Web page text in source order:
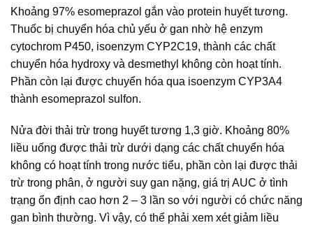
Khoảng 97% esomeprazol gắn vào protein huyết tương.
Thuốc bị chuyển hóa chủ yếu ở gan nhờ hệ enzym
cytochrom P450, isoenzym CYP2C19, thành các chất
chuyển hóa hydroxy và desmethyl không còn hoạt tính.
Phần còn lại được chuyển hóa qua isoenzym CYP3A4
thành esomeprazol sulfon.
Nửa đời thải trừ trong huyết tương 1,3 giờ. Khoảng 80%
liều uống được thải trừ dưới dạng các chất chuyển hóa
không có hoạt tính trong nước tiểu, phần còn lại được thải
trừ trong phân, ở người suy gan nặng, giá trị AUC ở tình
trạng ổn định cao hơn 2 – 3 lần so với người có chức năng
gan bình thường. Vì vậy, có thể phải xem xét giảm liều